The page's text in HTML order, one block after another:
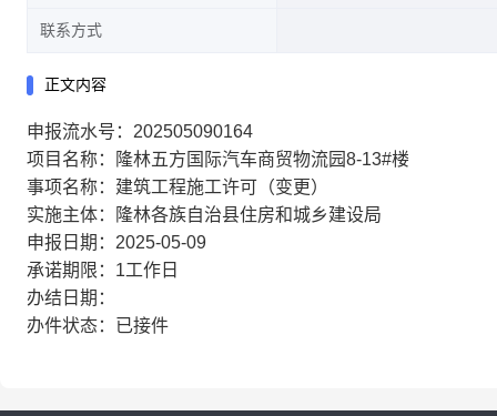
联系方式
正文内容
申报流水号：202505090164
项目名称：隆林五方国际汽车商贸物流园8-13#楼
事项名称：建筑工程施工许可（变更）
实施主体：隆林各族自治县住房和城乡建设局
申报日期：2025-05-09
承诺期限：1工作日
办结日期：
办件状态：已接件